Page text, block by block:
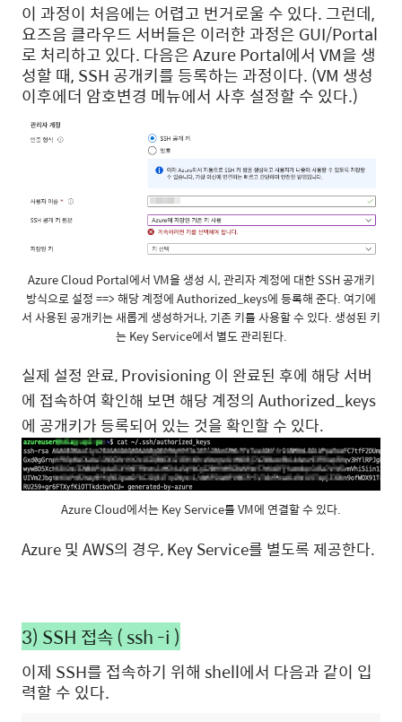
이 과정이 처음에는 어렵고 번거로울 수 있다. 그런데,
요즈음 클라우드 서버들은 이러한 과정은 GUI/Portal
로 처리하고 있다. 다음은 Azure Portal에서 VM을 생
성할 때, SSH 공개키를 등록하는 과정이다. (VM 생성
이후에더 암호변경 메뉴에서 사후 설정할 수 있다.)
Azure Cloud Portal에서 VM을 생성 시, 관리자 계정에 대한 SSH 공개키
방식으로 설정 ==> 해당 계정에 Authorized_keys에 등록해 준다. 여기에
서 사용된 공개키는 새롭게 생성하거나, 기존 키를 사용할 수 있다. 생성된 키
는 Key Service에서 별도 관리된다.
실제 설정 완료, Provisioning 이 완료된 후에 해당 서버
에 접속하여 확인해 보면 해당 계정의 Authorized_keys
에 공개키가 등록되어 있는 것을 확인할 수 있다.
Azure Cloud에서는 Key Service를 VM에 연결할 수 있다.
Azure 및 AWS의 경우, Key Service를 별도록 제공한다.
3) SSH 접속 ( ssh -i )
이제 SSH를 접속하기 위해 shell에서 다음과 같이 입
력할 수 있다.